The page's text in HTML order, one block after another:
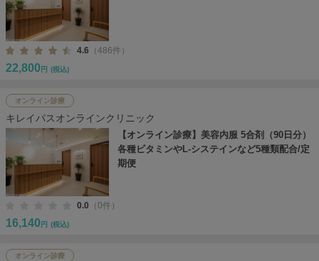
4.6 （486件）
22,800 円 (税込)
オンライン診療
キレイパスオンラインクリニック
【オンライン診療】美容内服 5合剤（90日分）
各種ビタミンやL-システインなど5種類配合/定
期便
0.0 （0件）
16,140 円 (税込)
オンライン診療